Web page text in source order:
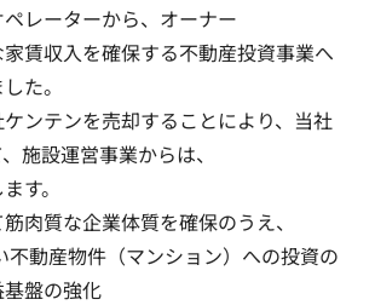
レーターから、オーナー
賃収入を確保する不動産投資事業へ
た。
ンテンを売却することにより、当社
施設運営事業からは、
す。
肉質な企業体質を確保のうえ、
動産物件（マンション）への投資の
盤の強化